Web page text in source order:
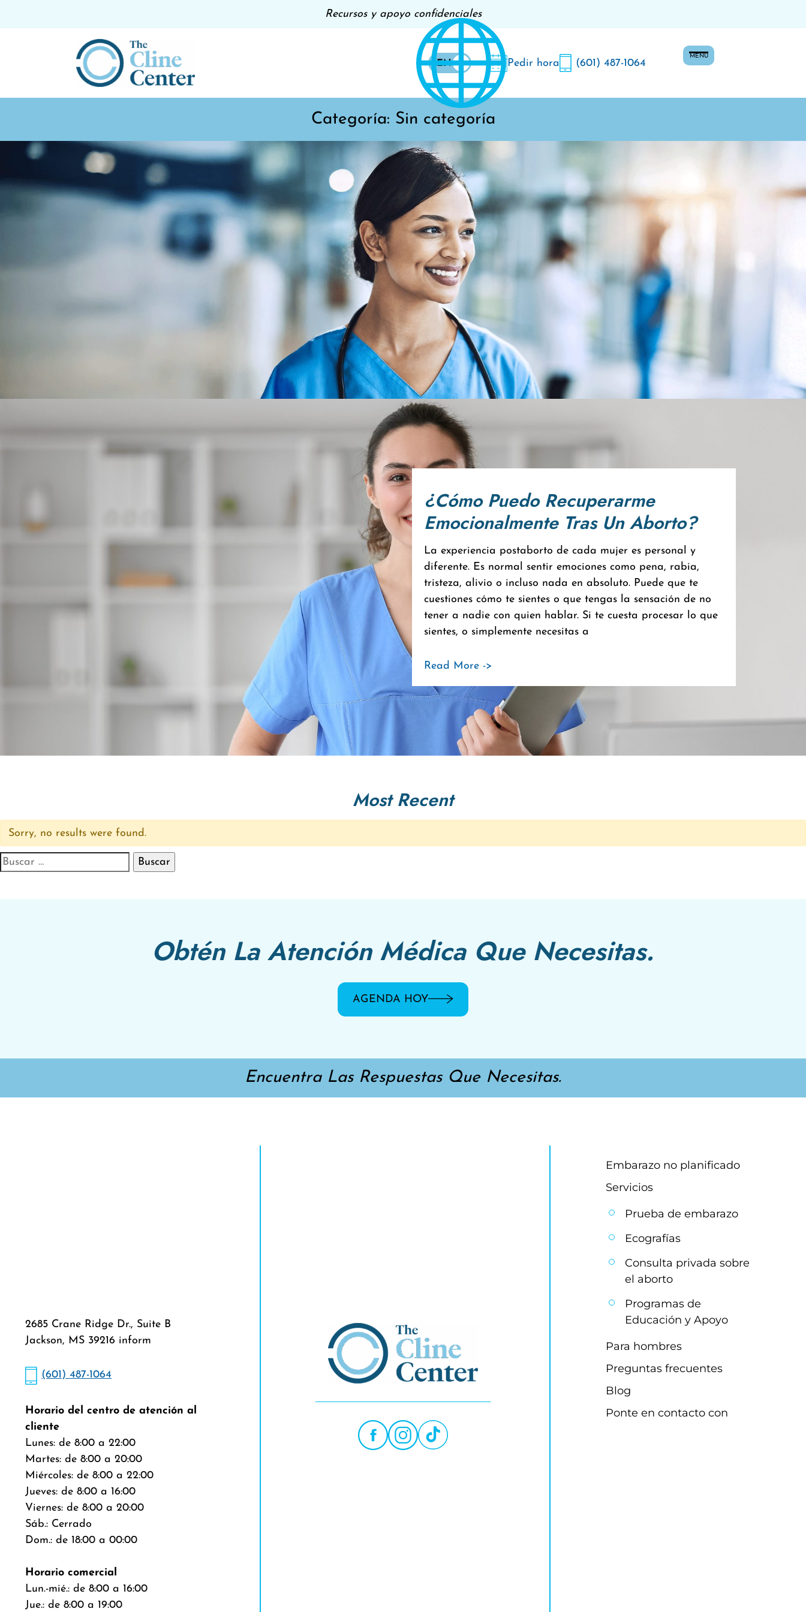
Recursos y apoyo confidenciales
ENES Pedir hora (601) 487-1064
MENU
Categoría: Sin categoría
¿Cómo Puedo Recuperarme
Emocionalmente Tras Un Aborto?
La experiencia postaborto de cada mujer es personal y
diferente. Es normal sentir emociones como pena, rabia,
tristeza, alivio o incluso nada en absoluto. Puede que te
cuestiones cómo te sientes o que tengas la sensación de no
tener a nadie con quien hablar. Si te cuesta procesar lo que
sientes, o simplemente necesitas a
Read More ->
Most Recent
Sorry, no results were found.
Buscar:
Obtén La Atención Médica Que Necesitas.
AGENDA HOY
Encuentra Las Respuestas Que Necesitas.
2685 Crane Ridge Dr., Suite B
Jackson, MS 39216 inform
(601) 487-1064
Horario del centro de atención al
cliente
Lunes: de 8:00 a 22:00
Martes: de 8:00 a 20:00
Miércoles: de 8:00 a 22:00
Jueves: de 8:00 a 16:00
Viernes: de 8:00 a 20:00
Sáb.: Cerrado
Dom.: de 18:00 a 00:00
Horario comercial
Lun.-mié.: de 8:00 a 16:00
Jue.: de 8:00 a 19:00
Embarazo no planificado
Servicios
Prueba de embarazo
Ecografías
Consulta privada sobre
el aborto
Programas de
Educación y Apoyo
Para hombres
Preguntas frecuentes
Blog
Ponte en contacto con